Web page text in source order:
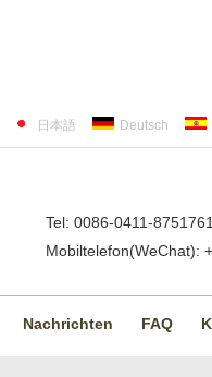
日本語 Deutsch
Tel: 0086-0411-
Mobiltelefon(WeChat):
Nachrichten FAQ